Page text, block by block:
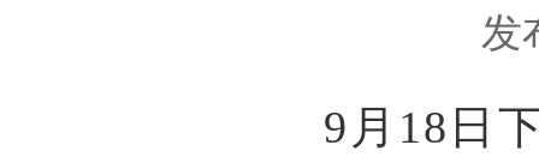
发
9月18日下